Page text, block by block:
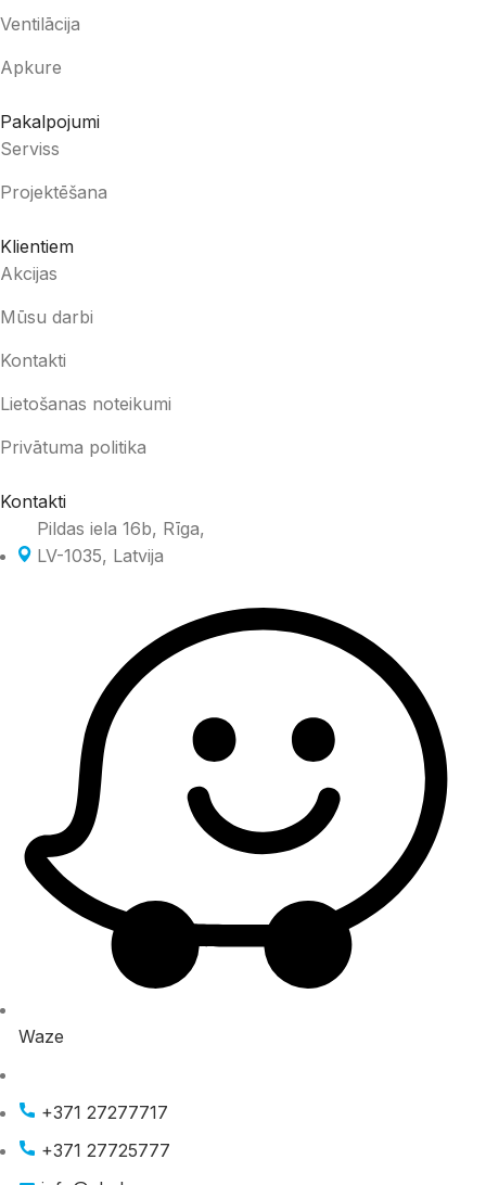
Ventilācija
Apkure
Pakalpojumi
Serviss
Projektēšana
Klientiem
Akcijas
Mūsu darbi
Kontakti
Lietošanas noteikumi
Privātuma politika
Kontakti
Pildas iela 16b, Rīga,
LV-1035, Latvija
Waze
+371 27277717
+371 27725777